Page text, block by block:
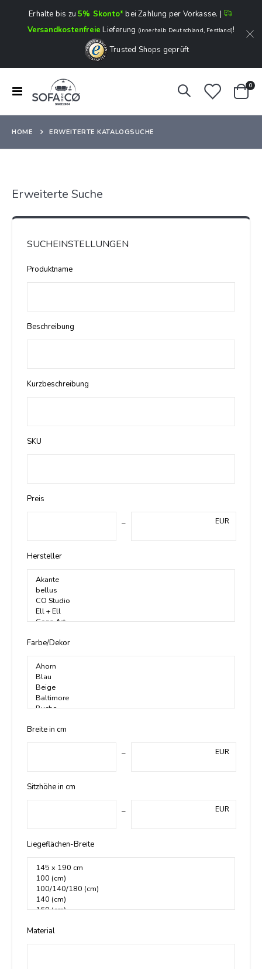
Erhalte bis zu5% Skonto*bei Zahlung per Vorkasse. |
Versandkostenfreie Lieferung (innerhalb Deutschland, Festland)!
Trusted Shops geprüft
Navigation
umschalten
0
HOME ERWEITERTE KATALOGSUCHE
Erweiterte Suche
SUCHEINSTELLUNGEN
Produktname
Beschreibung
Kurzbeschreibung
SKU
Preis
EUR
Hersteller
Farbe/Dekor
Breite in cm
EUR
Sitzhöhe in cm
EUR
Liegeflächen-Breite
Material